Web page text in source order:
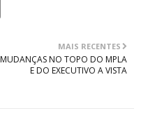
MAIS RECENTES
MUDANÇAS NO TOPO DO MPLA
E DO EXECUTIVO A VISTA